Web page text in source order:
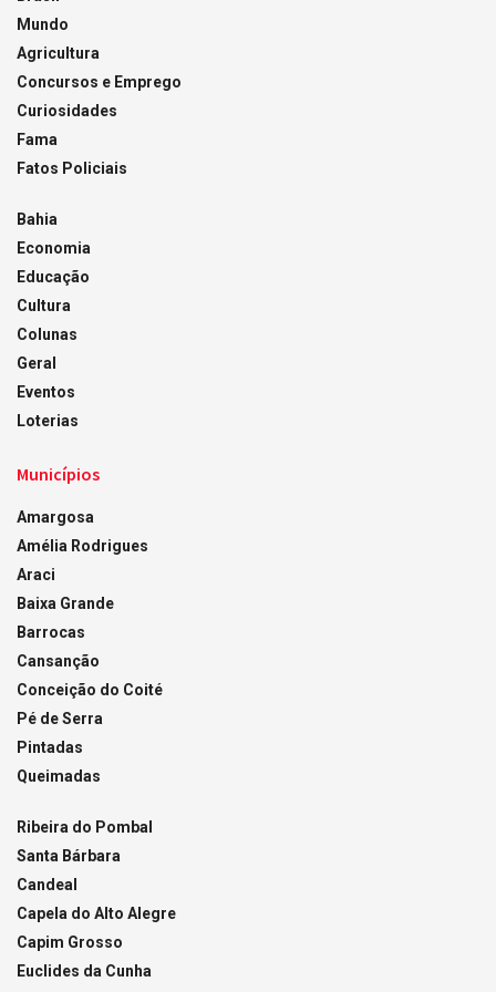
Mundo
Agricultura
Concursos e Emprego
Curiosidades
Fama
Fatos Policiais
Bahia
Economia
Educação
Cultura
Colunas
Geral
Eventos
Loterias
Municípios
Amargosa
Amélia Rodrigues
Araci
Baixa Grande
Barrocas
Cansanção
Conceição do Coité
Pé de Serra
Pintadas
Queimadas
Ribeira do Pombal
Santa Bárbara
Candeal
Capela do Alto Alegre
Capim Grosso
Euclides da Cunha